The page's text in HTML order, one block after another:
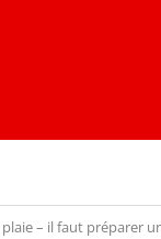
– il faut préparer